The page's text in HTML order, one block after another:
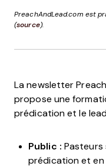
PreachAndLead.com est
(source).
La newsletter
propose une
prédication et le
Public : Pasteurs
prédication et en